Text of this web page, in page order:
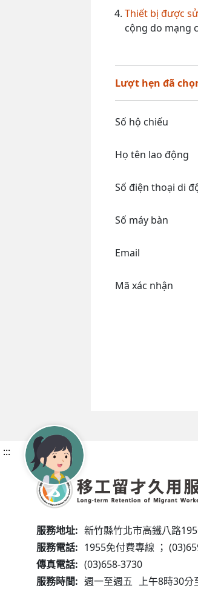
Thiết bị được
cộng do mạng
Lượt hẹn đã
Số hộ chiếu
Họ tên lao động
Số điện thoại di
Số máy bàn
Email
Mã xác nhận
:::
服務地址: 新竹縣竹北市高鐵八路
服務電話: 1955免付費專線 ；
傳真電話: (03)658-3730
服務時間: 週一至週五 上午8時30分